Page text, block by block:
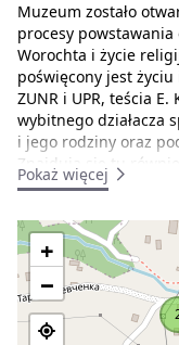
Muzeum zostało
procesy
Worochta i życie
poświęcony jest
ZUNR i UPR, teścia
wybitnego działacza
i jego rodziny oraz
Znajdują się tu
przemysłu leśnego,
i wybitnych
Mała osada typu
malownicze zakątki.
same budynki w
Znajdują się tu
Pokaż więcej
+
−